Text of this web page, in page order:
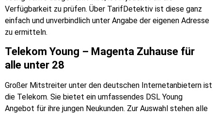
Verfügbarkeit zu prüfen. Über TarifDetektiv ist diese ganz
einfach und unverbindlich unter Angabe der eigenen Adresse
zu ermitteln.
Telekom Young – Magenta Zuhause für
alle unter 28
Großer Mitstreiter unter den deutschen Internetanbietern ist
die Telekom. Sie bietet ein umfassendes DSL Young
Angebot für ihre jungen Neukunden. Zur Auswahl stehen alle